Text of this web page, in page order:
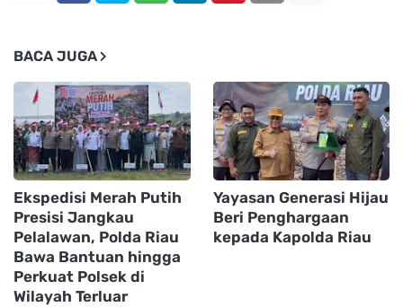
BACA JUGA
Ekspedisi Merah Putih
Presisi Jangkau
Pelalawan, Polda Riau
Bawa Bantuan hingga
Perkuat Polsek di
Wilayah Terluar
Yayasan Generasi Hijau
Beri Penghargaan
kepada Kapolda Riau